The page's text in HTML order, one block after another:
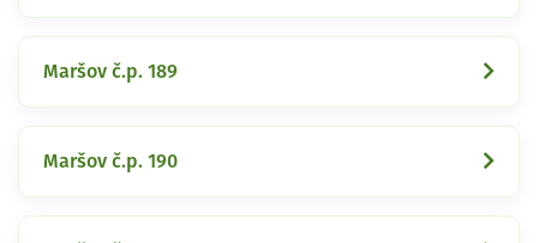
Maršov č.p. 189
Maršov č.p. 190